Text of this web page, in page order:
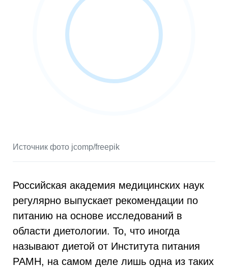
Источник фото jcomp/freepik
Российская академия медицинских наук
регулярно выпускает рекомендации по
питанию на основе исследований в
области диетологии. То, что иногда
называют диетой от Института питания
РАМН, на самом деле лишь одна из таких